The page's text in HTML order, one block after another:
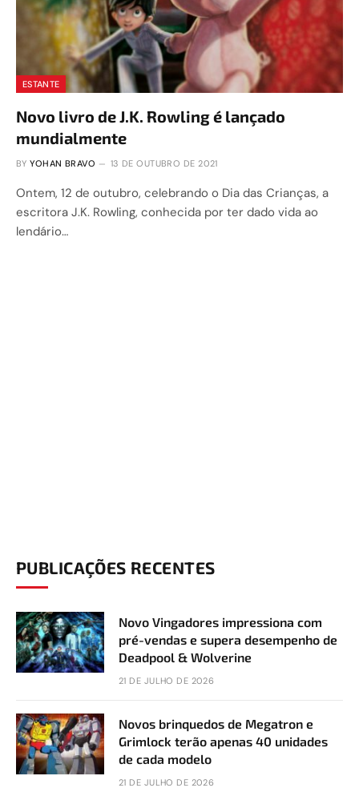
ESTANTE
Novo livro de J.K. Rowling é lançado
mundialmente
BY YOHAN BRAVO 13 DE OUTUBRO DE 2021
Ontem, 12 de outubro, celebrando o Dia das Crianças, a
escritora J.K. Rowling, conhecida por ter dado vida ao
lendário…
PUBLICAÇÕES RECENTES
Novo Vingadores impressiona com
pré-vendas e supera desempenho de
Deadpool & Wolverine
21 DE JULHO DE 2026
Novos brinquedos de Megatron e
Grimlock terão apenas 40 unidades
de cada modelo
21 DE JULHO DE 2026